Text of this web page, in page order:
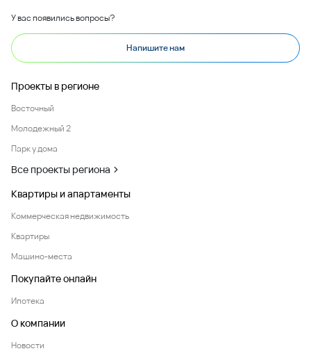
У вас появились вопросы?
Напишите нам
Проекты в регионе
Восточный
Молодежный 2
Парк у дома
Все проекты региона
Квартиры и апартаменты
Коммерческая недвижимость
Квартиры
Машино-места
Покупайте онлайн
Ипотека
О компании
Новости